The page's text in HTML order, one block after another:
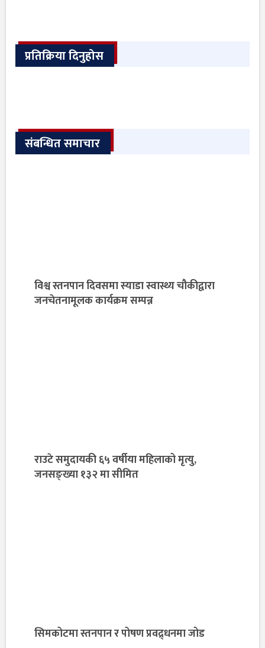
प्रतिक्रिया दिनुहोस
संबन्धित समाचार
विश्व स्तनपान दिवसमा स्याडा स्वास्थ्य चौकीद्वारा
जनचेतनामूलक कार्यक्रम सम्पन्न
राउटे समुदायकी ६५ वर्षीया महिलाको मृत्यु,
जनसङ्ख्या १३२ मा सीमित
सिमकोटमा स्तनपान र पोषण प्रवद्र्धनमा जोड